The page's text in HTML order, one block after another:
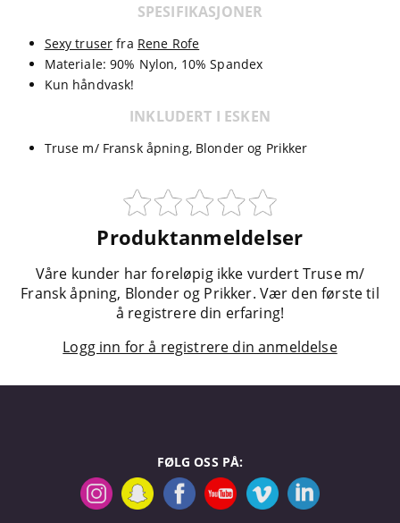
SPESIFIKASJONER
Sexy truser fra Rene Rofe
Materiale: 90% Nylon, 10% Spandex
Kun håndvask!
INKLUDERT I ESKEN
Truse m/ Fransk åpning, Blonder og Prikker
Produktanmeldelser
Våre kunder har foreløpig ikke vurdert Truse m/
Fransk åpning, Blonder og Prikker. Vær den første til
å registrere din erfaring!
Logg inn for å registrere din anmeldelse
FØLG OSS PÅ: